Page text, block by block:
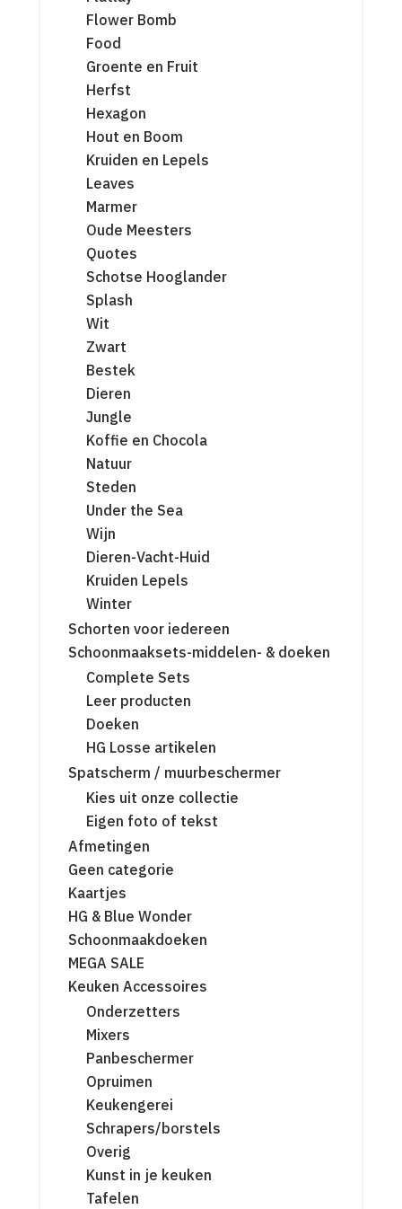
Flower Bomb
Food
Groente en Fruit
Herfst
Hexagon
Hout en Boom
Kruiden en Lepels
Leaves
Marmer
Oude Meesters
Quotes
Schotse Hooglander
Splash
Wit
Zwart
Bestek
Dieren
Jungle
Koffie en Chocola
Natuur
Steden
Under the Sea
Wijn
Dieren-Vacht-Huid
Kruiden Lepels
Winter
Schorten voor iedereen
Schoonmaaksets-middelen- & doeken
Complete Sets
Leer producten
Doeken
HG Losse artikelen
Spatscherm / muurbeschermer
Kies uit onze collectie
Eigen foto of tekst
Afmetingen
Geen categorie
Kaartjes
HG & Blue Wonder
Schoonmaakdoeken
MEGA SALE
Keuken Accessoires
Onderzetters
Mixers
Panbeschermer
Opruimen
Keukengerei
Schrapers/borstels
Overig
Kunst in je keuken
Tafelen